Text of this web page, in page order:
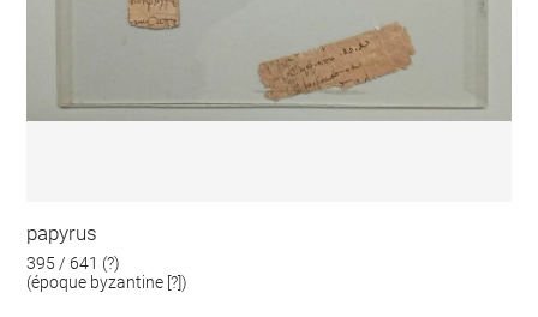
papyrus
395 / 641 (?)
(époque byzantine [?])